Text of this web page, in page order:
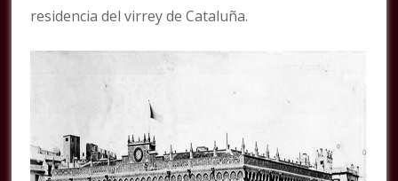
residencia del virrey de Cataluña.